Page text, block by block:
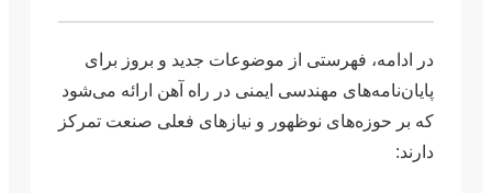
در ادامه، فهرستی از موضوعات جدید و بروز برای
پایان‌نامه‌های مهندسی ایمنی در راه آهن ارائه می‌شود
که بر حوزه‌های نوظهور و نیازهای فعلی صنعت تمرکز
دارند: